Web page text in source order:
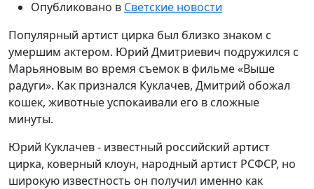
Опубликовано в Светские новости
Популярный артист цирка был близко знаком с
умершим актером. Юрий Дмитриевич подружился с
Марьяновым во время съемок в фильме «Выше
радуги». Как признался Куклачев, Дмитрий обожал
кошек, животные успокаивали его в сложные
минуты.
Юрий Куклачев - известный российский артист
цирка, коверный клоун, народный артист РСФСР, но
широкую известность он получил именно как